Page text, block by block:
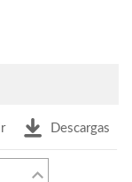
Descargas